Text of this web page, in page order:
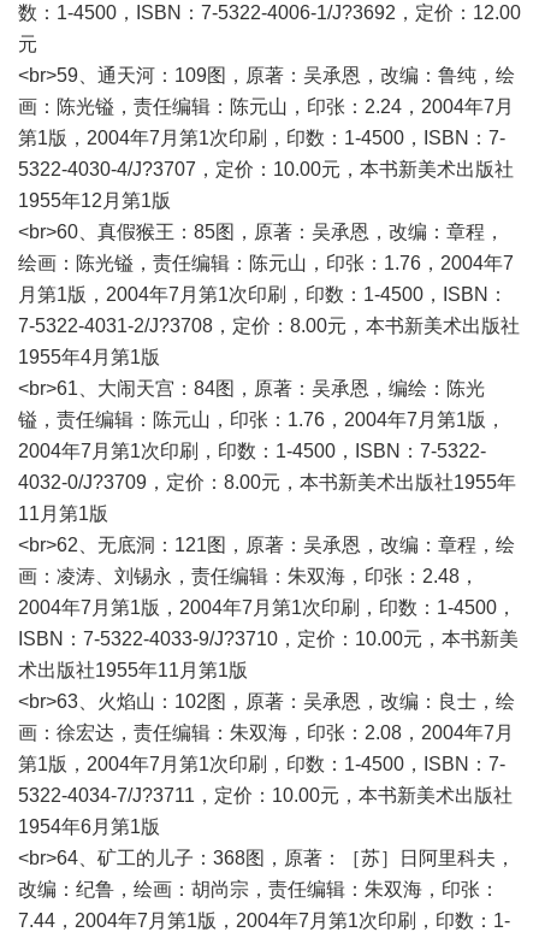
数：1-4500，ISBN：7-5322-4006-1/J?3692，定价：12.00
元
<br>59、通天河：109图，原著：吴承恩，改编：鲁纯，绘
画：陈光镒，责任编辑：陈元山，印张：2.24，2004年7月
第1版，2004年7月第1次印刷，印数：1-4500，ISBN：7-
5322-4030-4/J?3707，定价：10.00元，本书新美术出版社
1955年12月第1版
<br>60、真假猴王：85图，原著：吴承恩，改编：章程，
绘画：陈光镒，责任编辑：陈元山，印张：1.76，2004年7
月第1版，2004年7月第1次印刷，印数：1-4500，ISBN：
7-5322-4031-2/J?3708，定价：8.00元，本书新美术出版社
1955年4月第1版
<br>61、大闹天宫：84图，原著：吴承恩，编绘：陈光
镒，责任编辑：陈元山，印张：1.76，2004年7月第1版，
2004年7月第1次印刷，印数：1-4500，ISBN：7-5322-
4032-0/J?3709，定价：8.00元，本书新美术出版社1955年
11月第1版
<br>62、无底洞：121图，原著：吴承恩，改编：章程，绘
画：凌涛、刘锡永，责任编辑：朱双海，印张：2.48，
2004年7月第1版，2004年7月第1次印刷，印数：1-4500，
ISBN：7-5322-4033-9/J?3710，定价：10.00元，本书新美
术出版社1955年11月第1版
<br>63、火焰山：102图，原著：吴承恩，改编：良士，绘
画：徐宏达，责任编辑：朱双海，印张：2.08，2004年7月
第1版，2004年7月第1次印刷，印数：1-4500，ISBN：7-
5322-4034-7/J?3711，定价：10.00元，本书新美术出版社
1954年6月第1版
<br>64、矿工的儿子：368图，原著：［苏］日阿里科夫，
改编：纪鲁，绘画：胡尚宗，责任编辑：朱双海，印张：
7.44，2004年7月第1版，2004年7月第1次印刷，印数：1-